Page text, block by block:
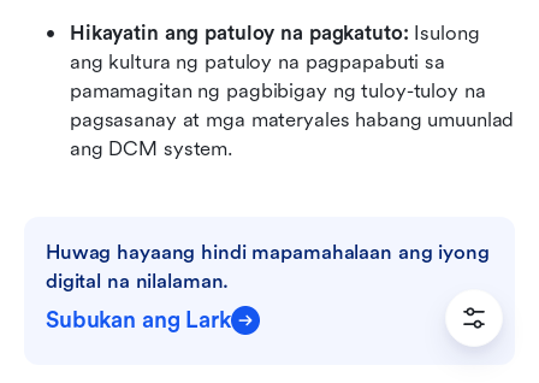
Hikayatin ang patuloy na pagkatuto: Isulong
ang kultura ng patuloy na pagpapabuti sa
pamamagitan ng pagbibigay ng tuloy-tuloy na
pagsasanay at mga materyales habang umuunlad
ang DCM system.
Huwag hayaang hindi mapamahalaan ang iyong
digital na nilalaman.
Subukan ang Lark